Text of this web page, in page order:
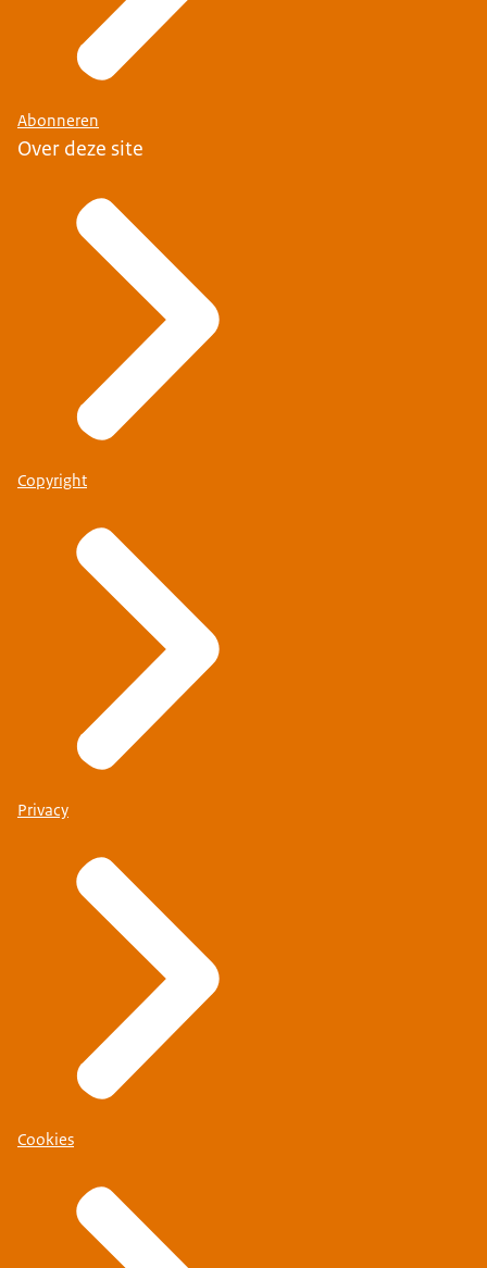
Abonneren
Over deze site
Copyright
Privacy
Cookies